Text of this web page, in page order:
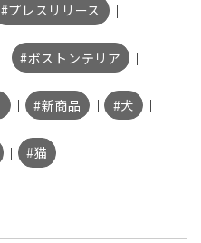
プレスリリース ｜
｜ ボストンテリア ｜
｜ 新商品 ｜ 犬 ｜
｜ 猫